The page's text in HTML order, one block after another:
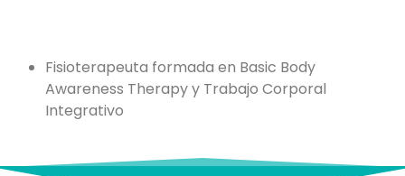
Fisioterapeuta formada en Basic Body
Awareness Therapy y Trabajo Corporal
Integrativo